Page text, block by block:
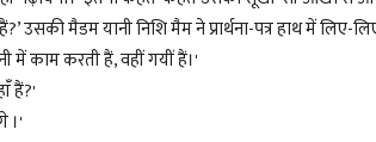
उसकी मैडम यानी निशि मैम ने प्रार्थना-पत्र हाथ में लिए-
में काम करती हैं, वहीं गयीं हैं।'
हैं?'
।'